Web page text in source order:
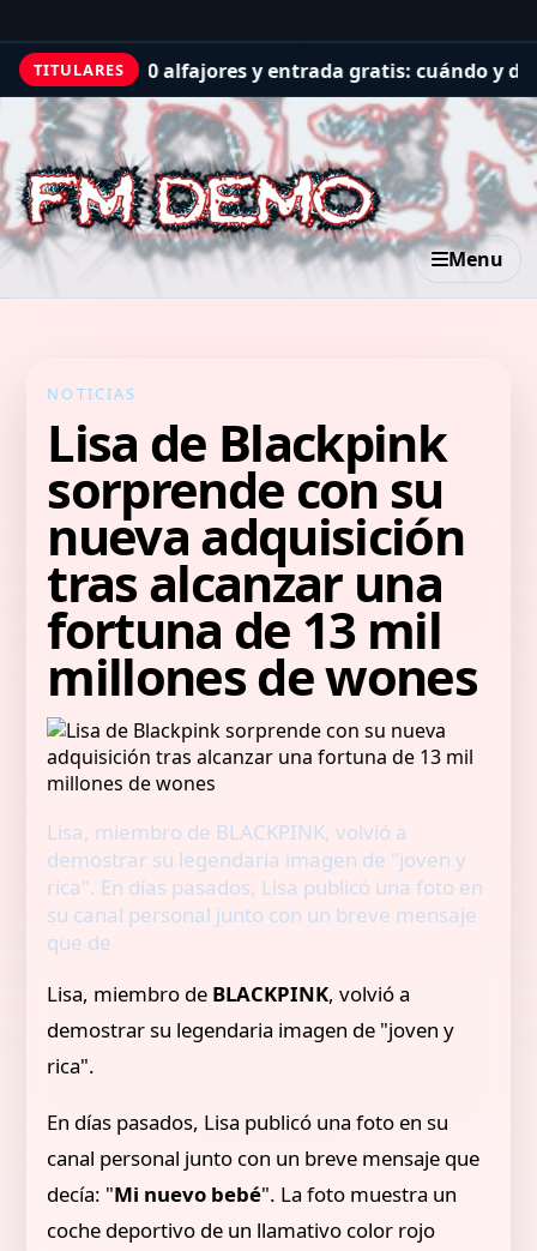
TITULARES
300 alfajores y entrada gratis: cuándo y dónde es el
Menu
NOTICIAS
Lisa de Blackpink
sorprende con su
nueva adquisición
tras alcanzar una
fortuna de 13 mil
millones de wones
Lisa, miembro de BLACKPINK, volvió a
demostrar su legendaria imagen de "joven y
rica". En días pasados, Lisa publicó una foto en
su canal personal junto con un breve mensaje
que de
Lisa, miembro de BLACKPINK, volvió a
demostrar su legendaria imagen de "joven y
rica".
En días pasados, Lisa publicó una foto en su
canal personal junto con un breve mensaje que
decía: "Mi nuevo bebé". La foto muestra un
coche deportivo de un llamativo color rojo